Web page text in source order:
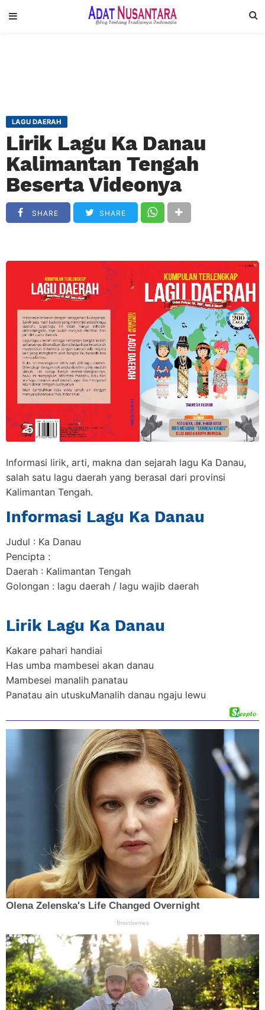
LAGU DAERAH
Lirik Lagu Ka Danau
Kalimantan Tengah
Beserta Videonya
SHARE SHARE
Informasi lirik, arti, makna dan sejarah lagu Ka Danau,
salah satu lagu daerah yang berasal dari provinsi
Kalimantan Tengah.
Informasi Lagu Ka Danau
Judul : Ka Danau
Pencipta :
Daerah : Kalimantan Tengah
Golongan : lagu daerah / lagu wajib daerah
Lirik Lagu Ka Danau
Kakare pahari handiai
Has umba mambesei akan danau
Mambesei manalih panatau
Panatau ain utuskuManalih danau ngaju lewu